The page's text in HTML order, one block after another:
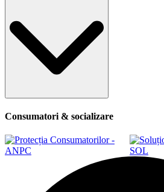
Consumatori & socializare